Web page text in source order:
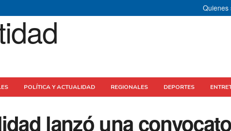
Quienes
POLÍTICA Y ACTUALIDAD REGIONALES DEPORTES
lanzó una